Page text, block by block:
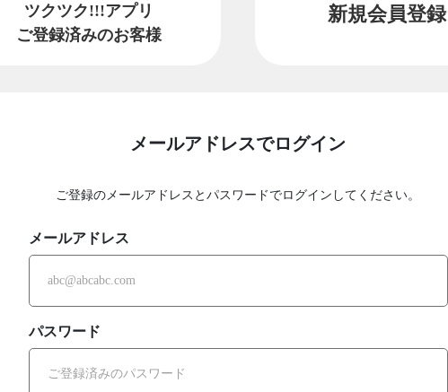
ツクツク!!!アプリ
ご登録済みのお客様
新規会員登録
メールアドレスでログイン
ご登録のメールアドレスとパスワードでログインしてください。
メールアドレス
パスワード